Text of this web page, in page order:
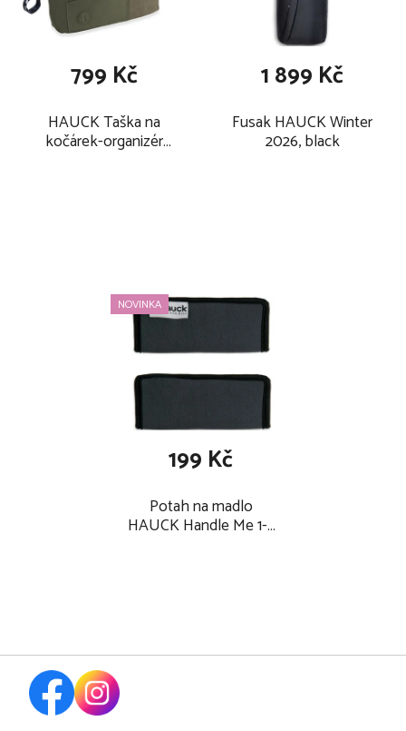
HAUCK Taška na
kočárek-organizér
799 Kč
Fusak HAUCK Winter
2026, black
1 899 Kč
NOVINKA
Potah na madlo
HAUCK Handle Me 1-2
199 Kč